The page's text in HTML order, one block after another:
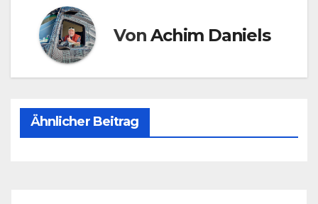
VonAchim Daniels
Ähnlicher Beitrag